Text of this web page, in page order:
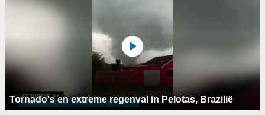
Tornado's en extreme regenval in Pelotas, Brazilië